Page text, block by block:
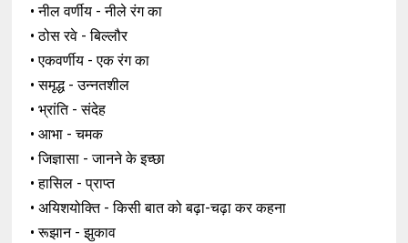
• नील वर्णीय - नीले रंग का
• ठोस रवे - बिल्लौर
• एकवर्णीय - एक रंग का
• समृद्ध - उन्नतशील
• भ्रांति - संदेह
• आभा - चमक
• जिज्ञासा - जानने के इच्छा
• हासिल - प्राप्त
• अयिशयोक्ति - किसी बात को बढ़ा-चढ़ा करकहना
• रूझान - झुकाव